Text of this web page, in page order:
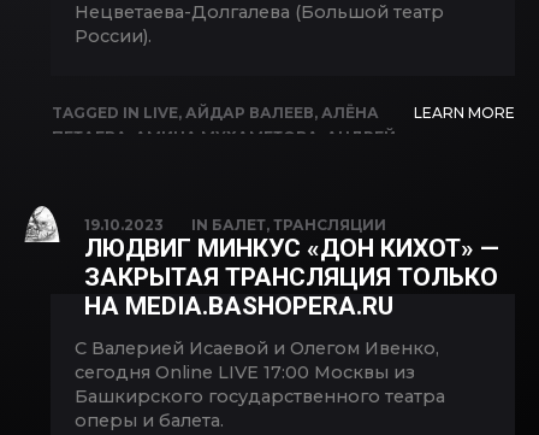
Нецветаева-Долгалева (Большой театр
России).
TAGGED IN LIVE, АЙДАР ВАЛЕЕВ, АЛЁНА
ПЕТАЕВА
АМИНА МУХАМЕТОВА
АНДРЕЙ
ГЕРМАН КИМ
АХИЯРОВ,ИРИНА САПОЖНИКОВА ,ЛИЛИЯ
ЗАНИГАБДИНОВА,НУРЕЕВСКИЙ,РУСТАМ
ИСХАКОВ,ТАГИР ТАГИРОВ,ТАХМИНА
УЗАКОВА,ЮЛИЯ БУТЛЕВИЧ,ЯН ВАЛЕЕВ
LEARN MORE
19.10.2023 IN БАЛЕТ, ТРАНСЛЯЦИИ
ЛЮДВИГ МИНКУС «ДОН КИХОТ» —
ЗАКРЫТАЯ ТРАНСЛЯЦИЯ ТОЛЬКО
НА MEDIA.BASHOPERA.RU
С Валерией Исаевой и Олегом Ивенко,
сегодня Online LIVE 17:00 Москвы из
Башкирского государственного театра
оперы и балета.